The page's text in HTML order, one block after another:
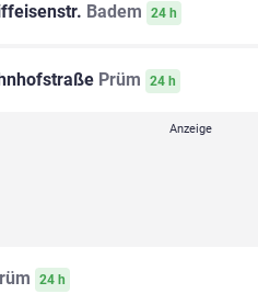
Badem 24 h
Prüm 24 h
24 h